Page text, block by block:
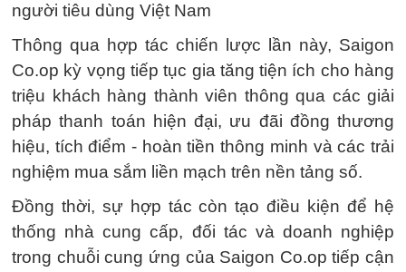
người tiêu dùng Việt Nam
Thông qua hợp tác chiến lược lần này, Saigon
Co.op kỳ vọng tiếp tục gia tăng tiện ích cho hàng
triệu khách hàng thành viên thông qua các giải
pháp thanh toán hiện đại, ưu đãi đồng thương
hiệu, tích điểm - hoàn tiền thông minh và các trải
nghiệm mua sắm liền mạch trên nền tảng số.
Đồng thời, sự hợp tác còn tạo điều kiện để hệ
thống nhà cung cấp, đối tác và doanh nghiệp
trong chuỗi cung ứng của Saigon Co.op tiếp cận